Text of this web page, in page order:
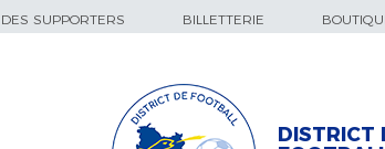
SUPPORTERS BILLETTERIE
DISTRICT